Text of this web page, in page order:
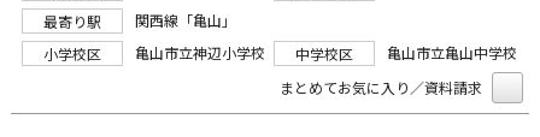
最寄り駅
関西線「亀山」
小学校区
亀山市立神辺小学校 中学校区
亀山市立亀山中学校
まとめてお気に入り／資料請求